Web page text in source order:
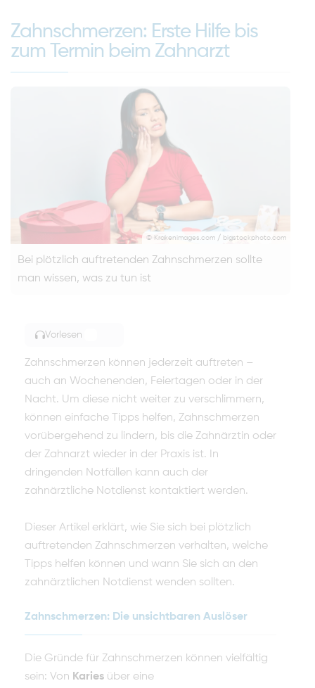
Zahnschmerzen: Erste Hilfe bis
zum Termin beim Zahnarzt
© Krakenimages.com / bigstockphoto.com
Bei plötzlich auftretenden Zahnschmerzen sollte
man wissen, was zu tun ist
Vorlesen
Zahnschmerzen können jederzeit auftreten –
auch an Wochenenden, Feiertagen oder in der
Nacht. Um diese nicht weiter zu verschlimmern,
können einfache Tipps helfen, Zahnschmerzen
vorübergehend zu lindern, bis die Zahnärztin oder
der Zahnarzt wieder in der Praxis ist. In
dringenden Notfällen kann auch der
zahnärztliche Notdienst kontaktiert werden.
Dieser Artikel erklärt, wie Sie sich bei plötzlich
auftretenden Zahnschmerzen verhalten, welche
Tipps helfen können und wann Sie sich an den
zahnärztlichen Notdienst wenden sollten.
Zahnschmerzen: Die unsichtbaren Auslöser
Die Gründe für Zahnschmerzen können vielfältig
sein: Von Karies über eine